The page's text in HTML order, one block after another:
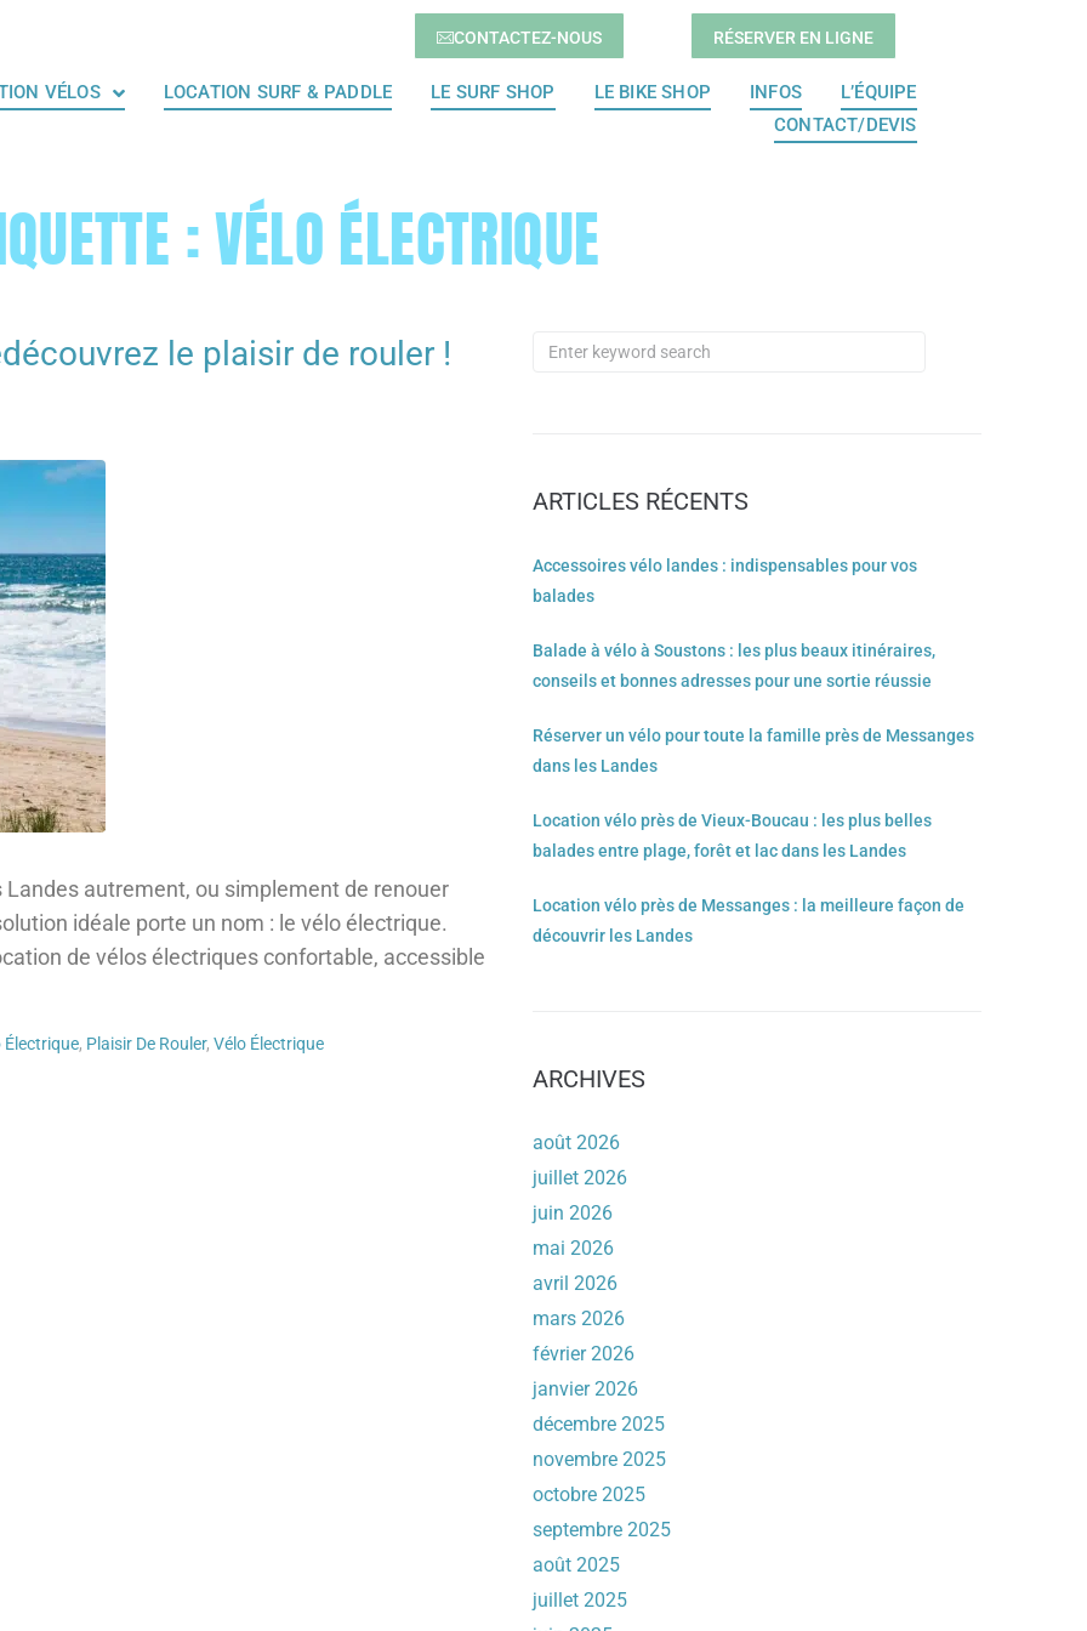
CONTACTEZ-NOUS RÉSERVER EN LIGNE
VÉLOS LOCATION SURF & PADDLE LE SURF SHOP LE BIKE SHOP INFOS
L’ÉQUIPE
CONTACT/DEVIS
:VÉLO ÉLECTRIQUE
le plaisir de rouler !
autrement, ou simplement de renouer
idéale porte un nom : le vélo électrique.
de vélos électriques confortable, accessible
, Plaisir De Rouler, Vélo Électrique
ARTICLES RÉCENTS
Accessoires vélo landes : indispensables pour vos
balades
Balade à vélo à Soustons : les plus beaux itinéraires,
conseils et bonnes adresses pour une sortie réussie
Réserver un vélo pour toute la famille près de Messanges
dans les Landes
Location vélo près de Vieux-Boucau : les plus belles
balades entre plage, forêt et lac dans les Landes
Location vélo près de Messanges : la meilleure façon de
découvrir les Landes
ARCHIVES
août 2026
juillet 2026
juin 2026
mai 2026
avril 2026
mars 2026
février 2026
janvier 2026
décembre 2025
novembre 2025
octobre 2025
septembre 2025
août 2025
juillet 2025